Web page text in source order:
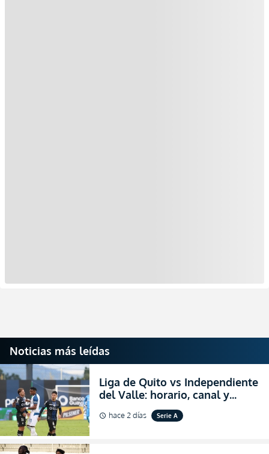
Noticias más leídas
Liga de Quito vs Independiente
del Valle: horario, canal y
dónde ver EN VIVO el
partidazo por la fecha 24 de la
schedule hace 2 días Serie A